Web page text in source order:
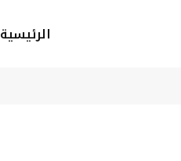
الرئيسية